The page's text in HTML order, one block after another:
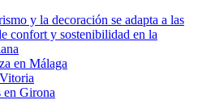
y la decoración se adapta a las
confort y sostenibilidad en la
en Málaga
en Girona